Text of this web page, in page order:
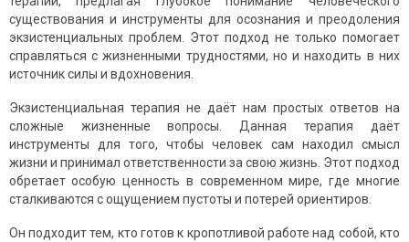
существования и инструменты для осознания и преодоления
экзистенциальных проблем. Этот подход не только помогает
справляться с жизненными трудностями, но и находить в них
источник силы и вдохновения.
Экзистенциальная терапия не даёт нам простых ответов на
сложные жизненные вопросы. Данная терапия даёт
инструменты для того, чтобы человек сам находил смысл
жизни и принимал ответственности за свою жизнь. Этот подход
обретает особую ценность в современном мире, где многие
сталкиваются с ощущением пустоты и потерей ориентиров.
Он подходит тем, кто готов к кропотливой работе над собой, кто